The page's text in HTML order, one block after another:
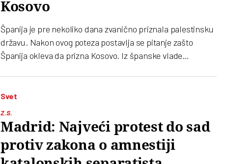
Kosovo
Španija je pre nekoliko dana zvanično priznala palestinsku
državu. Nakon ovog poteza postavlja se pitanje zašto
Španija okleva da prizna Kosovo. Iz španske vlade
pravno nije bila dio države Izrael
Svet
Z.S.
Madrid: Najveći protest do sad
protiv zakona o amnestiji